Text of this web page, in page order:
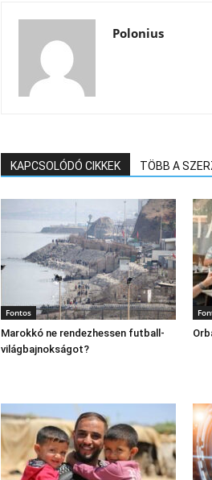
Polonius
KAPCSOLÓDÓ CIKKEK TÖBB A
Fontos
Marokkó ne rendezhessen futball-
világbajnokságot?